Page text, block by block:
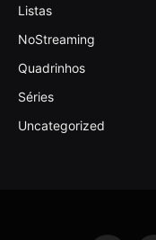
Listas
NoStreaming
Quadrinhos
Séries
Uncategorized